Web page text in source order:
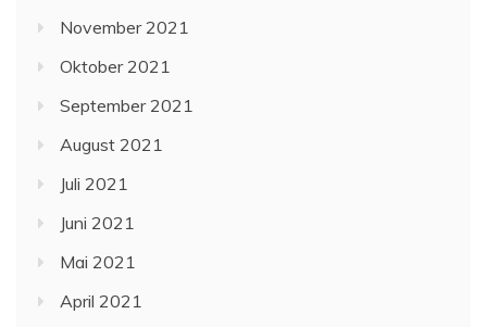
November 2021
Oktober 2021
September 2021
August 2021
Juli 2021
Juni 2021
Mai 2021
April 2021